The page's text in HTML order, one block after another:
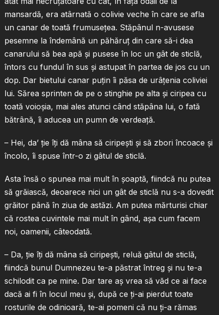
mansardă, era atârnată o colivie veche în care se afla
un canar de toată frumuseţea. Stăpânul n-avusese
pesemne la îndemână un păhăruţ din care să-i dea
canarului să bea apă şi pusese în loc un gât de sticlă,
întors cu fundul în sus şi astupat în partea de jos cu un
dop. Dar bietului canar puţin îi păsa de urâţenia coliviei
lui. Sărea sprinten de pe o stinghie pe alta şi ciripea cu
toată voioşia, mai ales atunci când stăpâna lui, o fată
bătrână, îi aducea un pumn de verdeaţă.
– Hei, da’ ţie îţi dă mâna să ciripeşti şi să zbori încoace şi
încolo, îi spuse într-o zi gâtul de sticlă.
Asta însă o spunea mai mult în şoaptă, fiindcă nu putea
să grăiască, deoarece nici un gât de sticlă nu s-a dovedit
grăitor până în ziua de astăzi. Am putea mărturisi chiar
că rostea cuvintele mai mult în gând, aşa cum facem
noi, oamenii, câteodată.
– Da, ţie îţi dă mâna să ciripeşti, reluă gâtul de sticlă,
fiindcă bunul Dumnezeu te-a păstrat întreg şi nu te-a
schilodit ca pe mine. Dar tare aş vrea să văd ce ai face
dacă ai fi în locul meu şi, după ce ţi-ai pierdut toate
rosturile de odinioară, te-ai pomeni că nu ţi-a rămas